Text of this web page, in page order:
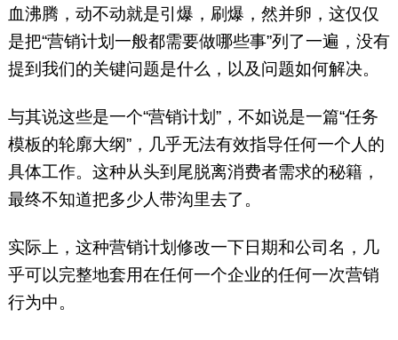
血沸腾，动不动就是引爆，刷爆，然并卵，这仅仅
是把“营销计划一般都需要做哪些事”列了一遍，没有
提到我们的关键问题是什么，以及问题如何解决。
与其说这些是一个“营销计划”，不如说是一篇“任务
模板的轮廓大纲”，几乎无法有效指导任何一个人的
具体工作。这种从头到尾脱离消费者需求的秘籍，
最终不知道把多少人带沟里去了。
实际上，这种营销计划修改一下日期和公司名，几
乎可以完整地套用在任何一个企业的任何一次营销
行为中。